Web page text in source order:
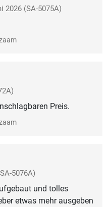
2026 (SA-5075A)
Preis.
5076A)
und tolles
etwas mehr ausgeben